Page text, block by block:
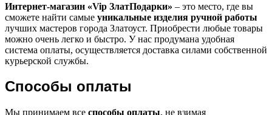
Интернет-магазин «Vip ЗлатПодарки» – это место, где вы
сможете найти самые уникальные изделия ручной работы
лучших мастеров города Златоуст. Приобрести любые товары
можно очень легко и быстро. У нас продумана удобная
система оплаты, осуществляется доставка силами собственной
курьерской службы.
Способы оплаты
Мы принимаем все способы оплаты, не взимая